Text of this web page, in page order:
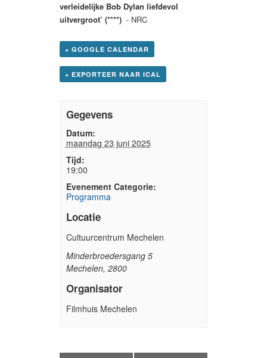
verleidelijke Bob Dylan liefdevol
uitvergroot’ (****) - NRC
+ GOOGLE CALENDAR
+ EXPORTEER NAAR ICAL
Gegevens
Datum:
maandag 23 juni 2025
Tijd:
19:00
Evenement Categorie:
Programma
Locatie
Cultuurcentrum Mechelen
Minderbroedersgang 5
Mechelen, 2800
Organisator
Filmhuis Mechelen